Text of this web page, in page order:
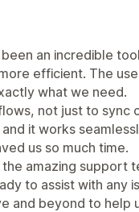
an incredible
efficient. The
what we need.
not just to sync
it works
us so much time.
amazing support
to assist with any
and beyond to help